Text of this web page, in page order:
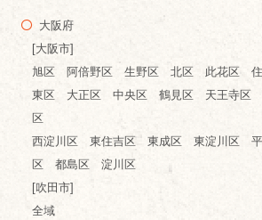
大阪府
[大阪市]
旭区 阿倍野区 生野区 北区 此花区
東区 大正区 中央区 鶴見区 天王寺区
区
西淀川区 東住吉区 東成区 東淀川区
区 都島区 淀川区
[吹田市]
全域